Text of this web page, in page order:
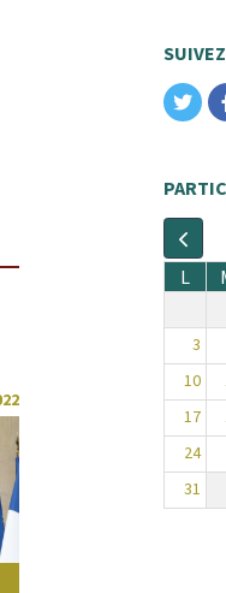
L
3
10
17
24
31